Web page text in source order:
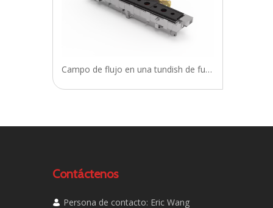
Campo de flujo en una tundish de fundición continua con un novedoso calentador de inducción única
Contáctenos
 Persona de contacto: Eric Wang